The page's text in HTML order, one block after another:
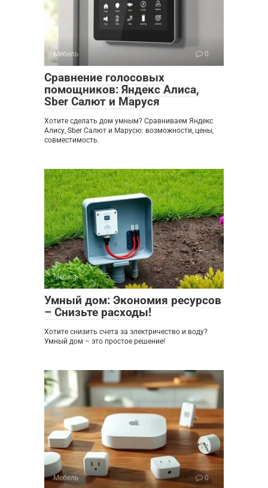
Мебель 0
Сравнение голосовых
помощников: Яндекс Алиса,
Sber Салют и Маруся
Хотите сделать дом умным? Сравниваем Яндекс
Алису, Sber Салют и Марусю: возможности, цены,
совместимость.
Мебель 0
Умный дом: Экономия ресурсов
– Снизьте расходы!
Хотите снизить счета за электричество и воду?
Умный дом – это простое решение!
Мебель 0